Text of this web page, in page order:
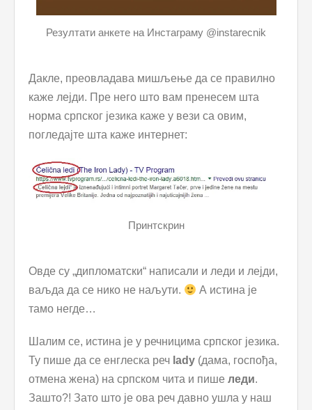
Резултати анкете на Инстаграму @instarecnik
Дакле, преовладава мишљење да се правилно
каже лејди. Пре него што вам пренесем шта
норма српског језика каже у вези са овим,
погледајте шта каже интернет:
Принтскрин
Овде су „дипломатски“ написали и леди и лејди,
ваљда да се нико не наљути.
А истина је
тамо негде…
Шалим се, истина је у речницима српског језика.
Ту пише да се енглеска реч lady (дама, госпођа,
отмена жена) на српском чита и пише леди.
Зашто?! Зато што је ова реч давно ушла у наш